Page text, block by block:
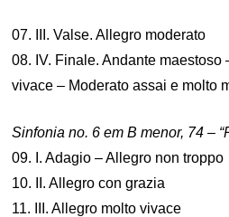
07. III. Valse. Allegro moderato
08. IV. Finale. Andante maestoso
vivace – Moderato assai e molto
Sinfonia no. 6 em B menor, 74 –
09. I. Adagio – Allegro non troppo
10. II. Allegro con grazia
11. III. Allegro molto vivace